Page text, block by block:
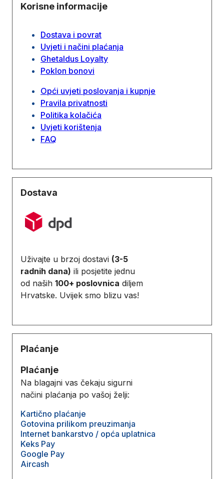
Korisne informacije
Dostava i povrat
Uvjeti i načini plaćanja
Ghetaldus Loyalty
Poklon bonovi
Opći uvjeti poslovanja i kupnje
Pravila privatnosti
Politika kolačića
Uvjeti korištenja
FAQ
Dostava
Uživajte u brzoj dostavi (3-5
radnih dana) ili posjetite jednu
od naših 100+ poslovnica diljem
Hrvatske. Uvijek smo blizu vas!
Plaćanje
Plaćanje
Na blagajni vas čekaju sigurni
načini plaćanja po vašoj želji:
Kartično plaćanje
Gotovina prilikom preuzimanja
Internet bankarstvo / opća uplatnica
Keks Pay
Google Pay
Aircash